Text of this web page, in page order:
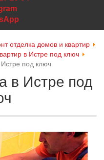
отделка домов и квартир
в Истре под ключ
под ключ
в Истре под